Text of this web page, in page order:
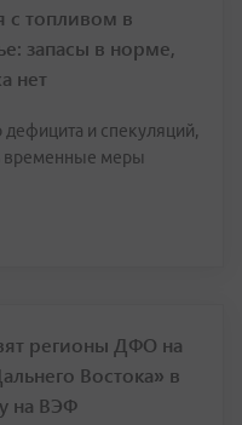
с топливом в
запасы в норме,
нет
дефицита и спекуляций,
временные меры
регионы ДФО на
Востока» в
на ВЭФ